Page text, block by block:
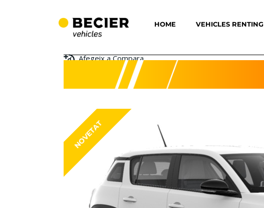
HOME VEHICLES RENTING
Afegeix a Compara
NOVETAT